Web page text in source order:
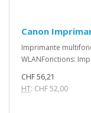
Canon
Imprimante
WLANFonctions:
CHF 56,21
HT: CHF 52,00